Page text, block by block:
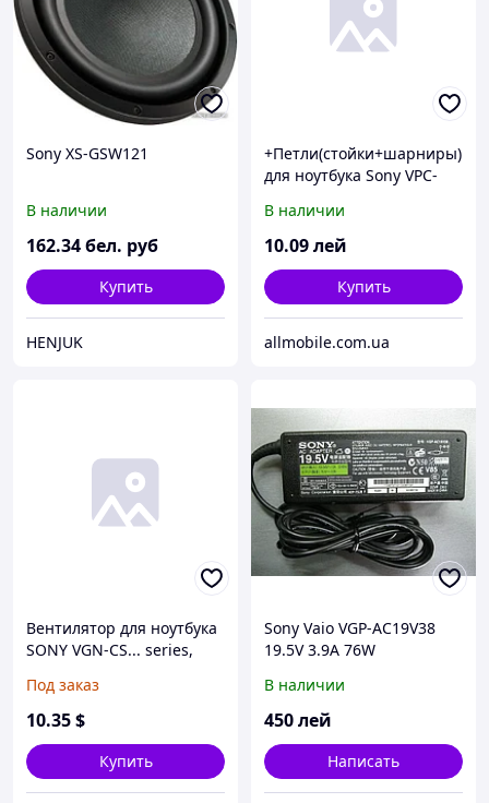
Sony XS-GSW121
В наличии
162.34бел. руб
Купить
HENJUK
+Петли(стойки+шарниры)
для ноутбука Sony VPC-
комплект
В наличии
10.09лей
Купить
allmobile.com.ua
Вентилятор для ноутбука
SONY VGN-CS... series,
(DQ5D566CE01 /
UDQF2JR02CQU) (Кулер)
Под заказ
10.35$
Купить
Sony Vaio VGP-AC19V38
19.5V 3.9A 76W
В наличии
450лей
Написать